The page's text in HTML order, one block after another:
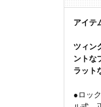
アイテ
ツィン
ントな
ラット
●ロッ